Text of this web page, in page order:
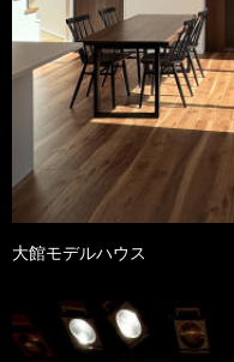
大館モデルハウス